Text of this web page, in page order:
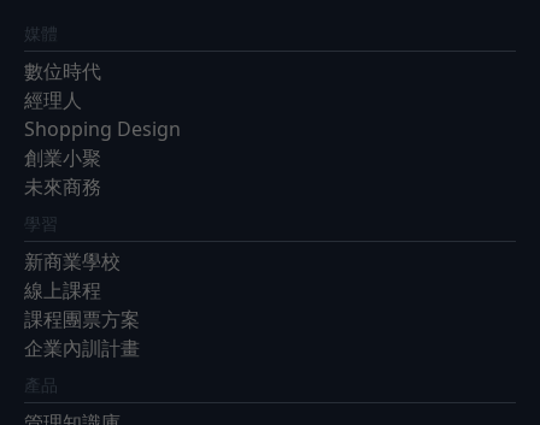
媒體
數位時代
經理人
Shopping Design
創業小聚
未來商務
學習
新商業學校
線上課程
課程團票方案
企業內訓計畫
產品